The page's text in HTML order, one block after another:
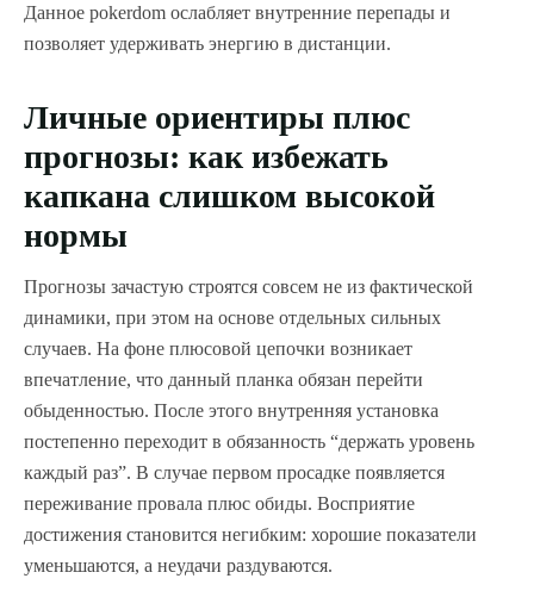
Данное pokerdom ослабляет внутренние перепады и
позволяет удерживать энергию в дистанции.
Личные ориентиры плюс
прогнозы: как избежать
капкана слишком высокой
нормы
Прогнозы зачастую строятся совсем не из фактической
динамики, при этом на основе отдельных сильных
случаев. На фоне плюсовой цепочки возникает
впечатление, что данный планка обязан перейти
обыденностью. После этого внутренняя установка
постепенно переходит в обязанность “держать уровень
каждый раз”. В случае первом просадке появляется
переживание провала плюс обиды. Восприятие
достижения становится негибким: хорошие показатели
уменьшаются, а неудачи раздуваются.